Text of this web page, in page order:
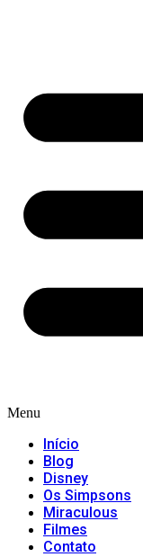
Menu
Início
Blog
Disney
Os Simpsons
Miraculous
Filmes
Contato